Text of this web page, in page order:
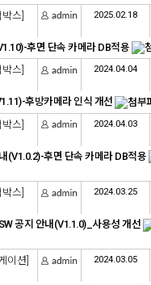
박스] 2025.02.18
스]
후면 단속 카메라 DB적용
2024.04.04
스]
후방카메라 인식 개선
2024.04.03
스]
(V1.0.2)-후면 단속 카메라 DB적용
2024.03.25
이션]
공지 안내(V1.1.0)_사용성 개선
2024.03.05